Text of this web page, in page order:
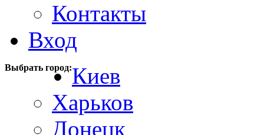
Контакты
Вход
Выбрать город:Киев
Харьков
Донецк